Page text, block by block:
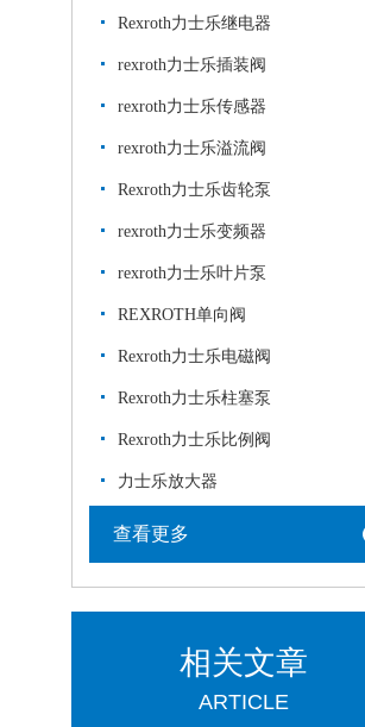
Rexroth力士乐继电器
rexroth力士乐插装阀
rexroth力士乐传感器
rexroth力士乐溢流阀
Rexroth力士乐齿轮泵
rexroth力士乐变频器
rexroth力士乐叶片泵
REXROTH单向阀
Rexroth力士乐电磁阀
Rexroth力士乐柱塞泵
Rexroth力士乐比例阀
力士乐放大器
查看更多
相关文章
ARTICLE